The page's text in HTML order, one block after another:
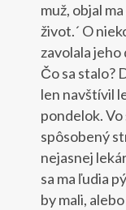
muž, objal
život.´ O
zavolala jeho
Čo sa stalo?
len navštívil
pondelok.
spôsobený
nejasnej
sa ma ľudia
by mali,